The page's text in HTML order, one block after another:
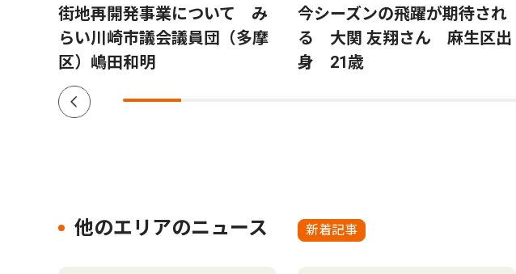
街地再開発事業について み
らい川崎市議会議員団（多摩
区）嶋田和明
今シーズンの飛躍が期待され
る 大関 友翔さん 麻生区出
身 21歳
他のエリアのニュース 新着記事